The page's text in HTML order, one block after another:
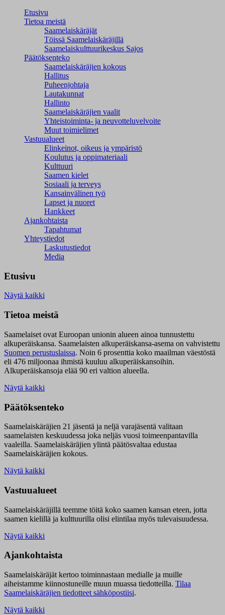
Etusivu
Tietoa meistä
Saamelaiskäräjät
Töissä Saamelaiskäräjillä
Saamelaiskulttuuri­keskus Sajos
Päätöksenteko
Saamelaiskäräjien kokous
Hallitus
Puheenjohtaja
Lautakunnat
Hallinto
Saamelaiskäräjien vaalit
Yhteistoiminta- ja neuvotteluvelvoite
Muut toimielimet
Vastuualueet
Elinkeinot, oikeus ja ympäristö
Koulutus ja oppimateriaali
Kulttuuri
Saamen kielet
Sosiaali ja terveys
Kansainvälinen työ
Lapset ja nuoret
Hankkeet
Ajankohtaista
Tapahtumat
Yhteystiedot
Laskutustiedot
Media
Etusivu
Näytä kaikki
Tietoa meistä
Saamelaiset ovat Euroopan unionin alueen ainoa tunnustettu
alkuperäiskansa. Saamelaisten alkuperäiskansa-asema on vahvistettu
Suomen perustuslaissa. Noin 6 prosenttia koko maailman väestöstä
eli 476 miljoonaa ihmistä kuuluu alkuperäiskansoihin.
Alkuperäiskansoja elää 90 eri valtion alueella.
Näytä kaikki
Päätöksenteko
Saamelaiskäräjien 21 jäsentä ja neljä varajäsentä valitaan
saamelaisten keskuudessa joka neljäs vuosi toimeenpantavilla
vaaleilla. Saamelaiskäräjien ylintä päätösvaltaa edustaa
Saamelaiskäräjien kokous.
Näytä kaikki
Vastuualueet
Saamelaiskäräjillä teemme töitä koko saamen kansan eteen, jotta
saamen kielillä ja kulttuurilla olisi elintilaa myös tulevaisuudessa.
Näytä kaikki
Ajankohtaista
Saamelaiskäräjät kertoo toiminnastaan medialle ja muille
aiheistamme kiinnostuneille muun muassa tiedotteilla. Tilaa
Saamelaiskäräjien tiedotteet sähköpostiisi.
Näytä kaikki